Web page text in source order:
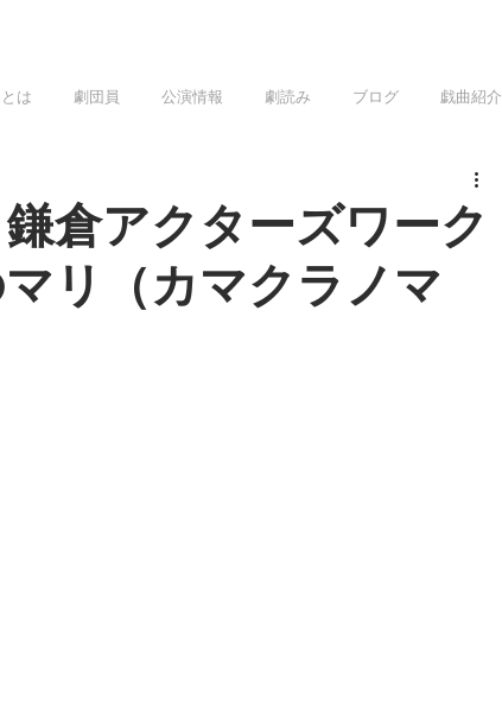
は 劇団員 公演情報 劇読み ブログ 戯曲紹介
倉アクターズワーク
リ（カマクラノマ